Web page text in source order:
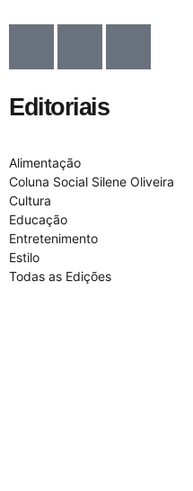
Editoriais
Alimentação
Coluna Social Silene Oliveira
Cultura
Educação
Entretenimento
Estilo
Todas as Edições